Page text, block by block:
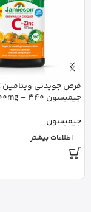
جیمیسون 600mg – 340 عددی
جیمیسون
اطلاعات بیشتر